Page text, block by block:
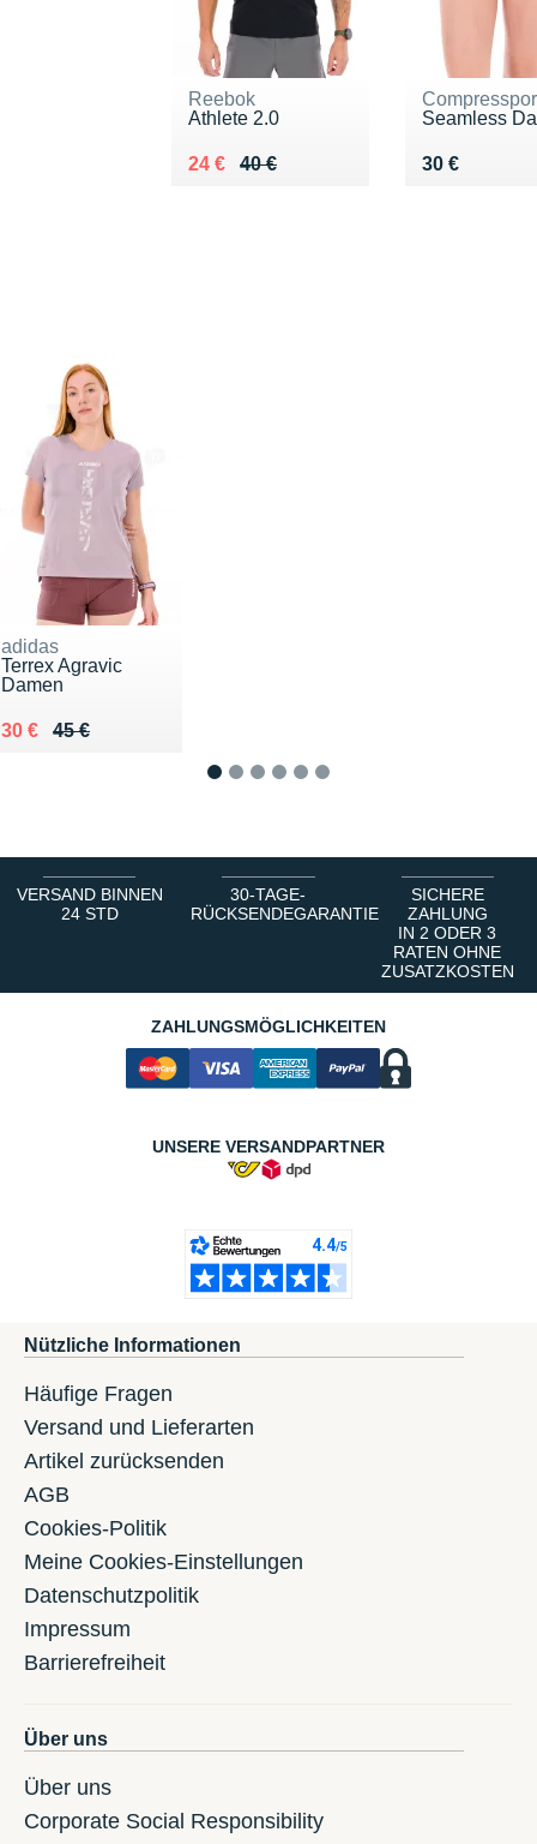
Reebok
Athlete 2.0
40 €
Au lieu de 40 €
24 €
Vendu 24 €
Seamless
30 €
Vendu 30 €
adidas
Terrex Agravic
Damen
45 €
Au lieu de 45 €
30 €
Vendu 30 €
VERSAND BINNEN
24 STD
30-TAGE-
RÜCKSENDEGARANTIE
SICHERE
ZAHLUNG
IN 2 ODER 3
RATEN OHNE
ZUSATZKOSTEN
ZAHLUNGSMÖGLICHKEITEN
UNSERE VERSANDPARTNER
Nützliche Informationen
Häufige Fragen
Versand und Lieferarten
Artikel zurücksenden
AGB
Cookies-Politik
Meine Cookies-Einstellungen
Datenschutzpolitik
Impressum
Barrierefreiheit
Über uns
Über uns
Corporate Social Responsibility